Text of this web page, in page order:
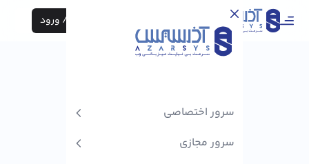
ثبت نام / ورود
سرور اختصاصی
سرور مجازی